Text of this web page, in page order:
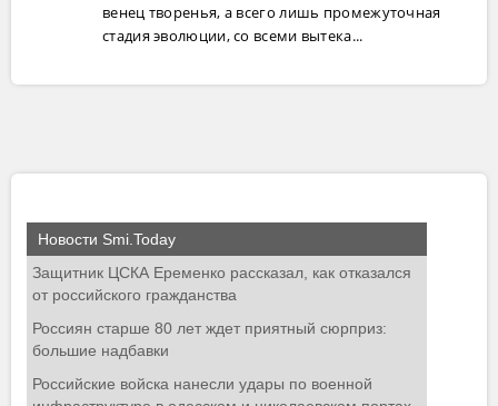
венец творенья, а всего лишь промежуточная
стадия эволюции, со всеми вытека...